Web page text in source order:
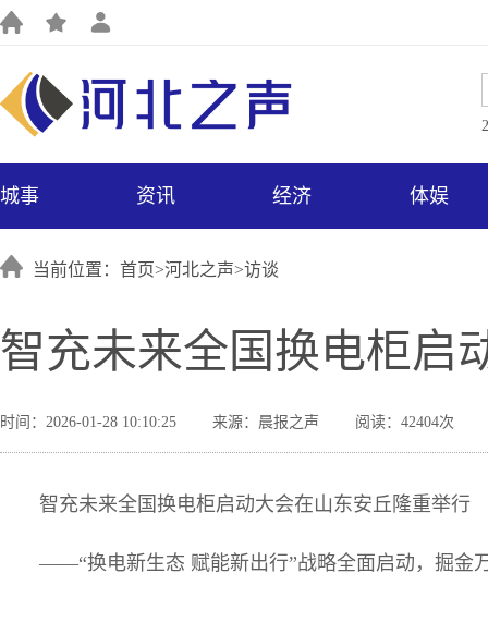
城事 资讯 经济 体娱
当前位置：首页>河北之声>访谈
智充未来全国换电柜启
时间：2026-01-28 10:10:25 来源：晨报之声 阅读：42404次
智充未来全国换电柜启动大会在山东安丘隆重举行
——“换电新生态 赋能新出行”战略全面启动，掘金